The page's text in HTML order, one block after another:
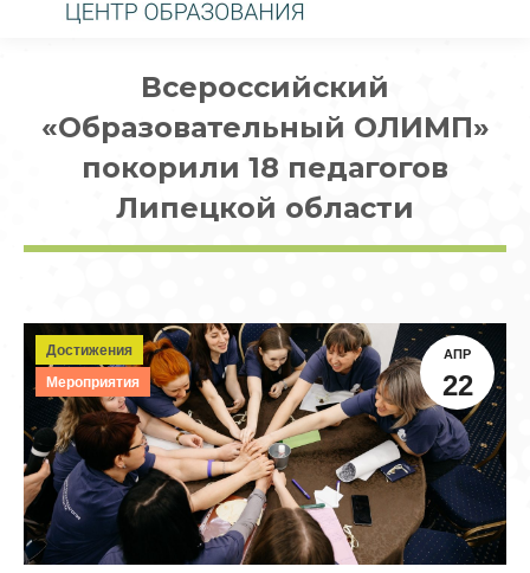
Всероссийский
«Образовательный ОЛИМП»
покорили 18 педагогов
Липецкой области
АПР
22
Достижения
Мероприятия